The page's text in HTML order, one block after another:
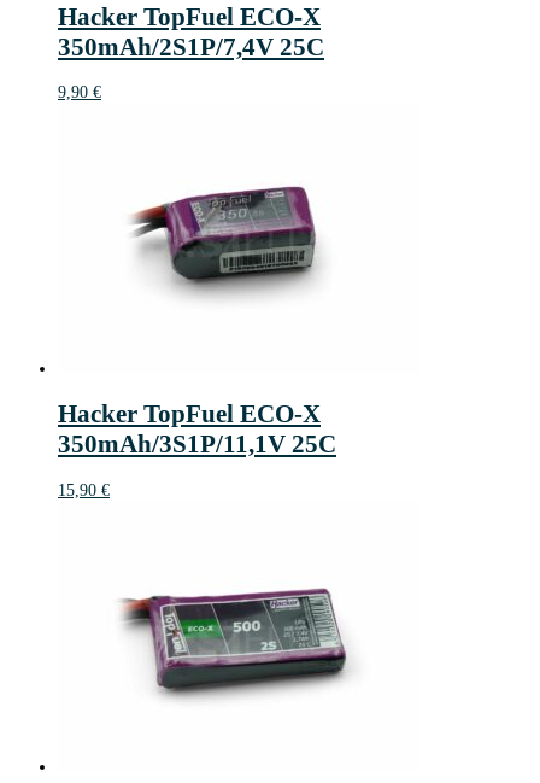
Hacker TopFuel ECO-X
350mAh/2S1P/7,4V 25C
9,90 €
Hacker TopFuel ECO-X
350mAh/3S1P/11,1V 25C
15,90 €